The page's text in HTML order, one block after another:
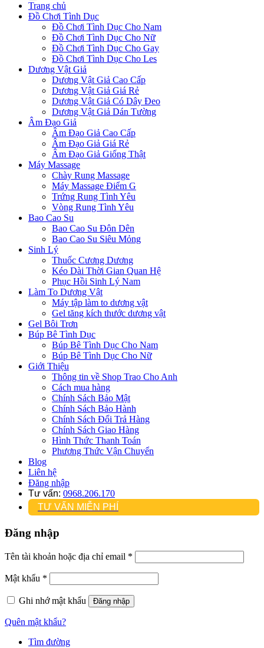
Trang chủ
Đồ Chơi Tình Dục
Đồ Chơi Tình Dục Cho Nam
Đồ Chơi Tình Dục Cho Nữ
Đồ Chơi Tình Dục Cho Gay
Đồ Chơi Tình Dục Cho Les
Dương Vật Giả
Dương Vật Giả Cao Cấp
Dương Vật Giả Giá Rẻ
Dương Vật Giả Có Dây Đeo
Dương Vật Giả Dán Tường
Âm Đạo Giả
Âm Đạo Giả Cao Cấp
Âm Đạo Giả Giá Rẻ
Âm Đạo Giả Giống Thật
Máy Massage
Chày Rung Massage
Máy Massage Điểm G
Trứng Rung Tình Yêu
Vòng Rung Tình Yêu
Bao Cao Su
Bao Cao Su Đôn Dên
Bao Cao Su Siêu Mỏng
Sinh Lý
Thuốc Cương Dương
Kéo Dài Thời Gian Quan Hệ
Phục Hồi Sinh Lý Nam
Làm To Dương Vật
Máy tập làm to dương vật
Gel tăng kích thước dương vật
Gel Bôi Trơn
Búp Bê Tình Dục
Búp Bê Tình Dục Cho Nam
Búp Bê Tình Dục Cho Nữ
Giới Thiệu
Thông tin về Shop Trao Cho Anh
Cách mua hàng
Chính Sách Bảo Mật
Chính Sách Bảo Hành
Chính Sách Đổi Trả Hàng
Chính Sách Giao Hàng
Hình Thức Thanh Toán
Phương Thức Vận Chuyển
Blog
Liên hệ
Đăng nhập
Tư vấn: 0968.206.170
TƯ VẤN MIỄN PHÍ
Đăng nhập
Tên tài khoản hoặc địa chỉ email *
Mật khẩu *
Ghi nhớ mật khẩu Đăng nhập
Quên mật khẩu?
Tìm đường